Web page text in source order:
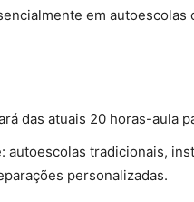
em
das atuais 20 horas-aula
autoescolas tradicionais,
personalizadas.